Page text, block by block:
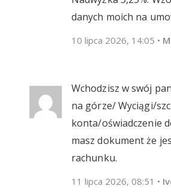
danych moich na
10 lipca 2026, 14:05 •
Wchodzisz w swój
na górze/ Wyciągi/
konta/oświadczenie
masz dokument że
rachunku.
11 lipca 2026, 08:51 •